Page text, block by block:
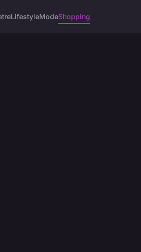
LifestyleModeShopping